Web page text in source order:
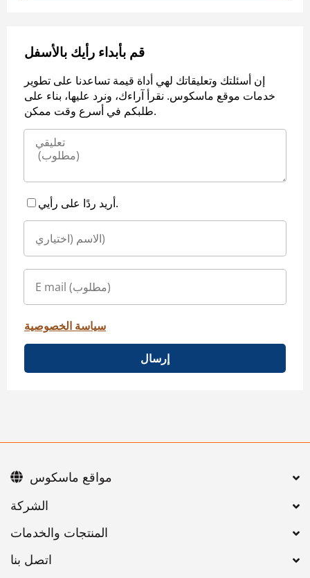
قم بأبداء رأيك بالأسفل
إن أسئلتك وتعليقاتك لهي أداة قيمة تساعدنا على تطوير
خدمات موقع ماسكوس. نقرأ آراءك، ونرد عليها، بناء على
طلبكم في أسرع وقت ممكن.
أريد ردًا على رأيي.
سياسة الخصوصية
إرسال
اتصل بنا
مواقع ماسكوس